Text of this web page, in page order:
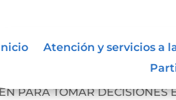
Atención y servicios a
se siguen para
PARA TOMAR DECISIONES